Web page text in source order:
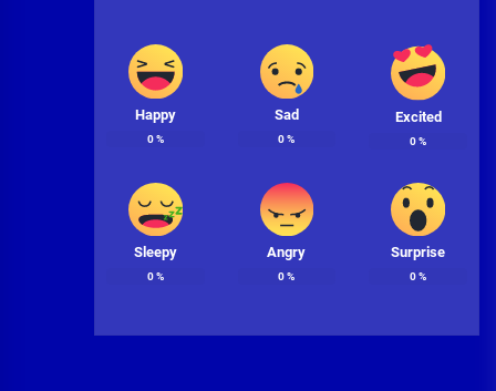
Happy
0%
Sad
0%
Excited
0%
Sleepy
0%
Angry
0%
Surprise
0%